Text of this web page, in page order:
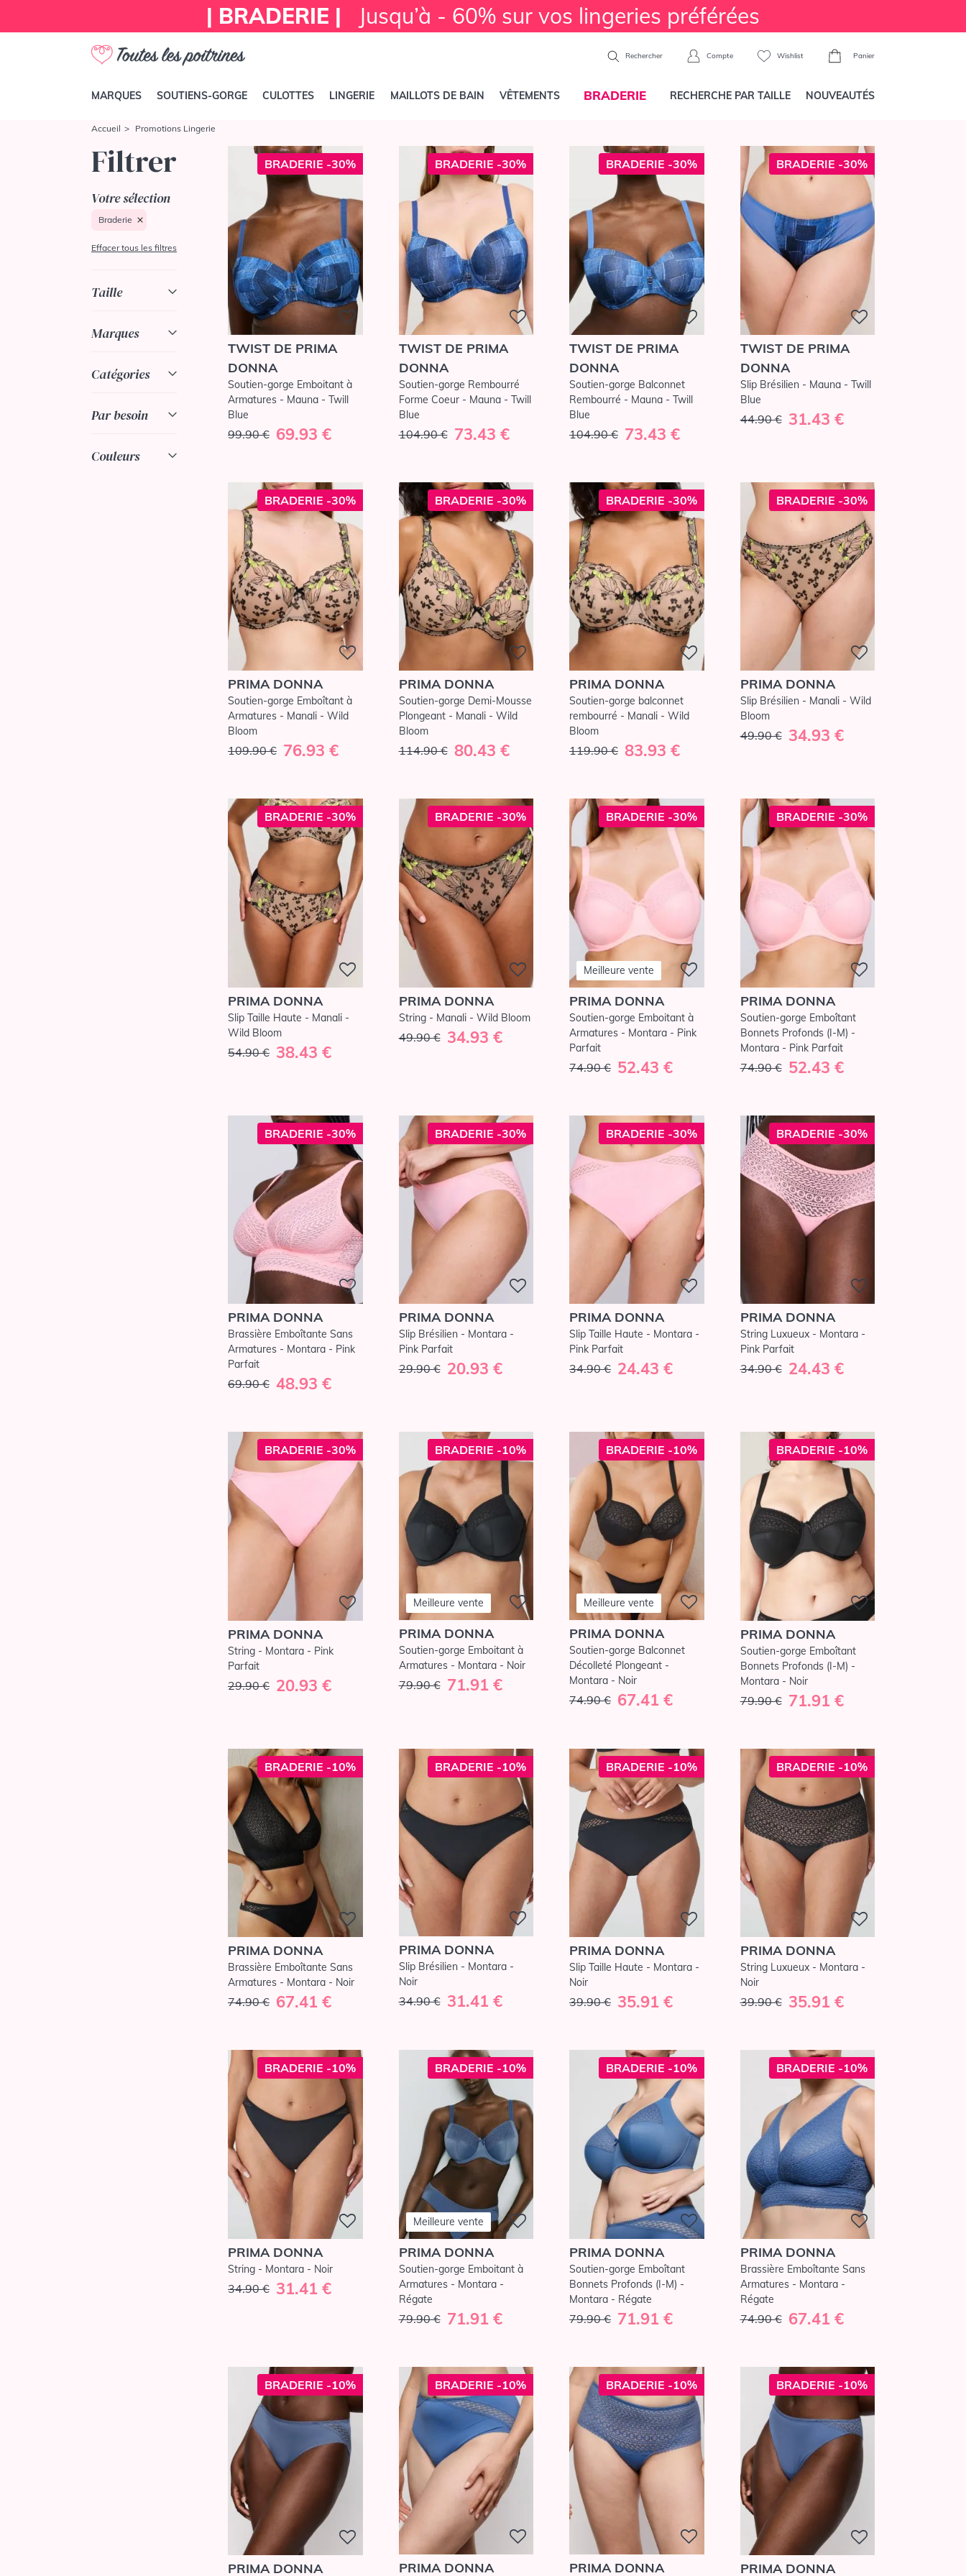
| BRADERIE | Jusqu’à - 60% sur vos lingeries préférées
Rechercher Compte Wishlist Panier
MARQUES SOUTIENS-GORGE CULOTTES LINGERIE MAILLOTS DE BAIN VÊTEMENTS BRADERIE RECHERCHE PAR TAILLE NOUVEAUTÉS
Accueil Promotions Lingerie
Filtrer
Votre sélection
Braderie
Effacer tous les filtres
Taille
Marques
Catégories
Par besoin
Couleurs
BRADERIE -30%
TWIST DE PRIMA
DONNA
Soutien-gorge Emboitant à
Armatures - Mauna - Twill
Blue
99.90 € 69.93 €
BRADERIE -30%
TWIST DE PRIMA
DONNA
Soutien-gorge Rembourré
Forme Coeur - Mauna - Twill
Blue
104.90 € 73.43 €
BRADERIE -30%
TWIST DE PRIMA
DONNA
Soutien-gorge Balconnet
Rembourré - Mauna - Twill
Blue
104.90 € 73.43 €
BRADERIE -30%
TWIST DE PRIMA
DONNA
Slip Brésilien - Mauna - Twill
Blue
44.90 € 31.43 €
BRADERIE -30%
PRIMA DONNA
Soutien-gorge Emboîtant à
Armatures - Manali - Wild
Bloom
109.90 € 76.93 €
BRADERIE -30%
PRIMA DONNA
Soutien-gorge Demi-Mousse
Plongeant - Manali - Wild
Bloom
114.90 € 80.43 €
BRADERIE -30%
PRIMA DONNA
Soutien-gorge balconnet
rembourré - Manali - Wild
Bloom
119.90 € 83.93 €
BRADERIE -30%
PRIMA DONNA
Slip Brésilien - Manali - Wild
Bloom
49.90 € 34.93 €
BRADERIE -30%
PRIMA DONNA
Slip Taille Haute - Manali -
Wild Bloom
54.90 € 38.43 €
BRADERIE -30%
PRIMA DONNA
String - Manali - Wild Bloom
49.90 € 34.93 €
BRADERIE -30%
Meilleure vente
PRIMA DONNA
Soutien-gorge Emboitant à
Armatures - Montara - Pink
Parfait
74.90 € 52.43 €
BRADERIE -30%
PRIMA DONNA
Soutien-gorge Emboîtant
Bonnets Profonds (I-M) -
Montara - Pink Parfait
74.90 € 52.43 €
BRADERIE -30%
PRIMA DONNA
Brassière Emboîtante Sans
Armatures - Montara - Pink
Parfait
69.90 € 48.93 €
BRADERIE -30%
PRIMA DONNA
Slip Brésilien - Montara -
Pink Parfait
29.90 € 20.93 €
BRADERIE -30%
PRIMA DONNA
Slip Taille Haute - Montara -
Pink Parfait
34.90 € 24.43 €
BRADERIE -30%
PRIMA DONNA
String Luxueux - Montara -
Pink Parfait
34.90 € 24.43 €
BRADERIE -30%
PRIMA DONNA
String - Montara - Pink
Parfait
29.90 € 20.93 €
BRADERIE -10%
Meilleure vente
PRIMA DONNA
Soutien-gorge Emboitant à
Armatures - Montara - Noir
79.90 € 71.91 €
BRADERIE -10%
Meilleure vente
PRIMA DONNA
Soutien-gorge Balconnet
Décolleté Plongeant -
Montara - Noir
74.90 € 67.41 €
BRADERIE -10%
PRIMA DONNA
Soutien-gorge Emboîtant
Bonnets Profonds (I-M) -
Montara - Noir
79.90 € 71.91 €
BRADERIE -10%
PRIMA DONNA
Brassière Emboîtante Sans
Armatures - Montara - Noir
74.90 € 67.41 €
BRADERIE -10%
PRIMA DONNA
Slip Brésilien - Montara -
Noir
34.90 € 31.41 €
BRADERIE -10%
PRIMA DONNA
Slip Taille Haute - Montara -
Noir
39.90 € 35.91 €
BRADERIE -10%
PRIMA DONNA
String Luxueux - Montara -
Noir
39.90 € 35.91 €
BRADERIE -10%
PRIMA DONNA
String - Montara - Noir
34.90 € 31.41 €
BRADERIE -10%
Meilleure vente
PRIMA DONNA
Soutien-gorge Emboitant à
Armatures - Montara -
Régate
79.90 € 71.91 €
BRADERIE -10%
PRIMA DONNA
Soutien-gorge Emboîtant
Bonnets Profonds (I-M) -
Montara - Régate
79.90 € 71.91 €
BRADERIE -10%
PRIMA DONNA
Brassière Emboîtante Sans
Armatures - Montara -
Régate
74.90 € 67.41 €
BRADERIE -10%
PRIMA DONNA
BRADERIE -10%
PRIMA DONNA
BRADERIE -10%
PRIMA DONNA
BRADERIE -10%
PRIMA DONNA